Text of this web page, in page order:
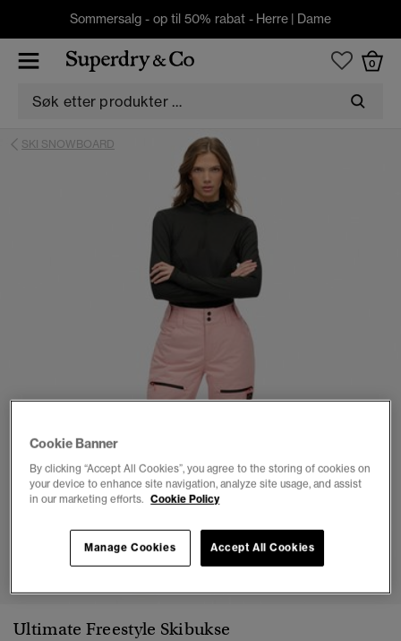
Sommersalg - op til 50% rabat - Herre | Dame
0
SKI SNOWBOARD
1 2 3 5 6 7
Ultimate Freestyle Skibukse
Cookie Banner
By clicking “Accept All Cookies”, you agree to the storing of cookies on
your device to enhance site navigation, analyze site usage, and assist
in our marketing efforts. Cookie Policy
Accept All Cookies
Manage Cookies